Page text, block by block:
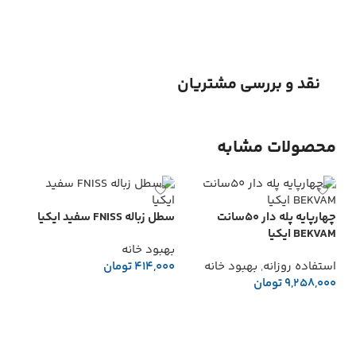
نقد و بررسی مشتریان
محصولات مشابه
چهارپایه پله دار 50سانت
BEKVAM ايكيا
استفاده روزانه, بهبود خانه
9,258,000تومان
سطل زباله FNISS سفيد ايكيا
بهبود خانه
414,000تومان